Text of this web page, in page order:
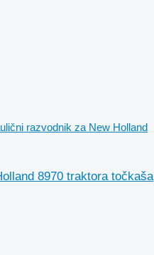
razvodnik za New Holland
8970 traktora točkaša